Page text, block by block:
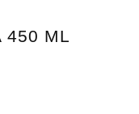
450 ML